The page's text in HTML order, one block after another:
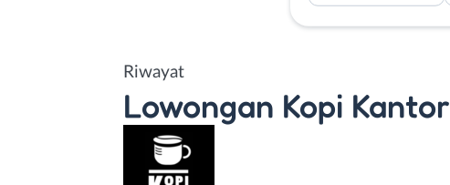
Riwayat
Lowongan Kopi Kantor